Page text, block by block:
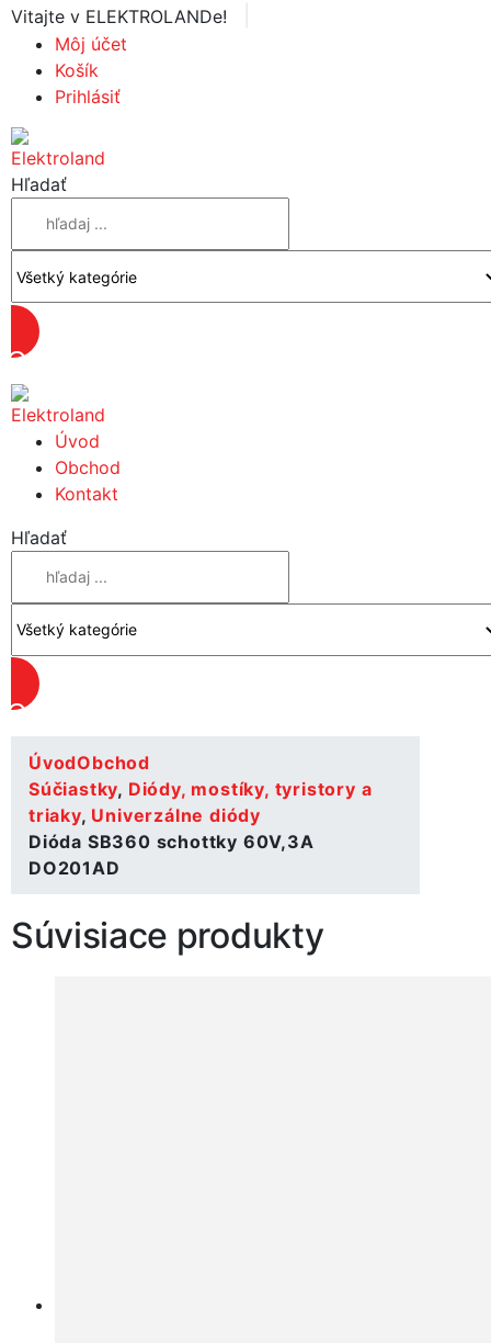
Vitajte v ELEKTROLANDe!
Môj účet
Košík
Prihlásiť
Hľadať
Úvod
Obchod
Kontakt
Hľadať
ÚvodObchod
Súčiastky, Diódy, mostíky, tyristory a
triaky, Univerzálne diódy
Dióda SB360 schottky 60V,3A
DO201AD
Súvisiace produkty